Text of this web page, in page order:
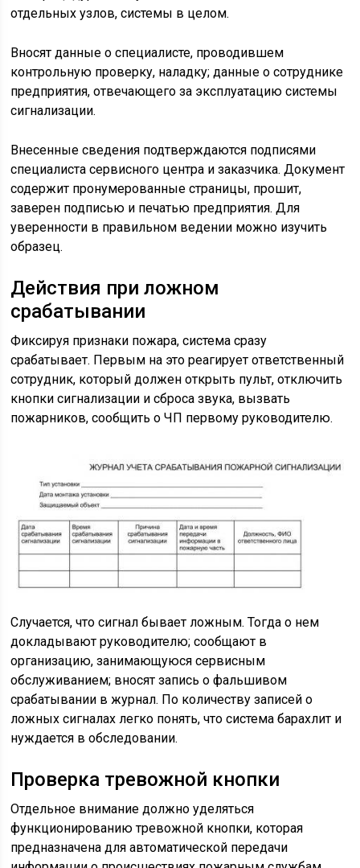
отдельных узлов, системы в целом.
Вносят данные о специалисте, проводившем
контрольную проверку, наладку; данные о сотруднике
предприятия, отвечающего за эксплуатацию системы
сигнализации.
Внесенные сведения подтверждаются подписями
специалиста сервисного центра и заказчика. Документ
содержит пронумерованные страницы, прошит,
заверен подписью и печатью предприятия. Для
уверенности в правильном ведении можно изучить
образец.
Действия при ложном
срабатывании
Фиксируя признаки пожара, система сразу
срабатывает. Первым на это реагирует ответственный
сотрудник, который должен открыть пульт, отключить
кнопки сигнализации и сброса звука, вызвать
пожарников, сообщить о ЧП первому руководителю.
Случается, что сигнал бывает ложным. Тогда о нем
докладывают руководителю; сообщают в
организацию, занимающуюся сервисным
обслуживанием; вносят запись о фальшивом
срабатывании в журнал. По количеству записей о
ложных сигналах легко понять, что система барахлит и
нуждается в обследовании.
Проверка тревожной кнопки
Отдельное внимание должно уделяться
функционированию тревожной кнопки, которая
предназначена для автоматической передачи